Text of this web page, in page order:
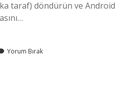
taraf) döndürün ve Android
Yorum Bırak